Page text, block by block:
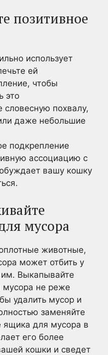
позитивное
использует
ей
чтобы
это
похвалу,
даже небольшие
подкрепление
ассоциацию с
вашу кошку
мусора
животные,
может отбить у
им. Выкапывайте
не реже
удалить мусор и
заменяйте
ящика для мусора в
его более
кошки и сведет